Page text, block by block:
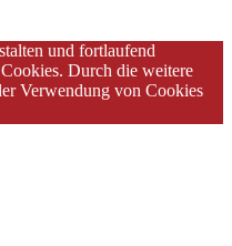
und fortlaufend
Durch die weitere
Verwendung von Cookies